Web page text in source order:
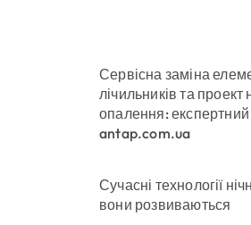
Сервісна заміна
лічильників та проект
опалення:
antap.com.ua
Сучасні технології
вони розвиваються